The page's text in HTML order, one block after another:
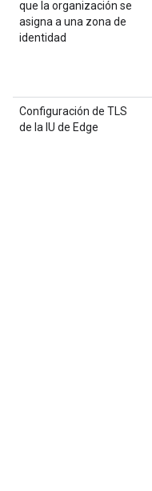
que la organización se
asigna a una zona de
identidad
Configuración de TLS
de la IU de Edge